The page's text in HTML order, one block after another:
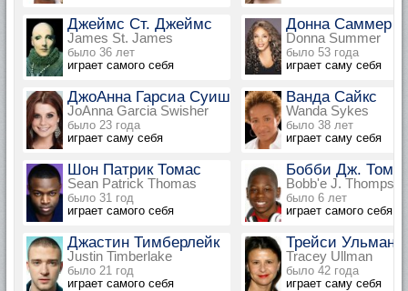
Джеймс Ст. Джеймс
James St. James
было 36 лет
играет самого себя
Донна Саммер
Donna Summer
было 53 года
играет саму себя
ДжоАнна Гарсиа Суишер
JoAnna Garcia Swisher
было 23 года
играет саму себя
Ванда Сайкс
Wanda Sykes
было 38 лет
играет саму себя
Шон Патрик Томас
Sean Patrick Thomas
было 31 год
играет самого себя
Бобби Дж.
Bobb'e J. Thompson
было 6 лет
играет самого себя
Джастин Тимберлейк
Justin Timberlake
было 21 год
играет самого себя
Трейси Ульман
Tracey Ullman
было 42 года
играет саму себя